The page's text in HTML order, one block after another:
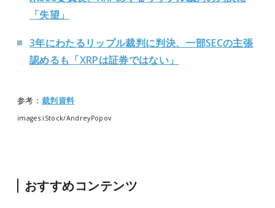
「失望」
3年にわたるリップル裁判に判決、一部SECの主張
認めるも「XRPは証券ではない」
参考： 裁判資料
images:iStock/AndreyPopov
おすすめコンテンツ